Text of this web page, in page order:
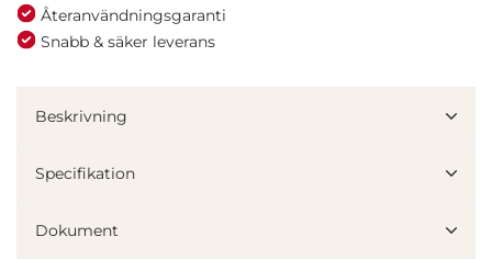
Återanvändningsgaranti
Snabb & säker leverans
Beskrivning
Specifikation
Dokument